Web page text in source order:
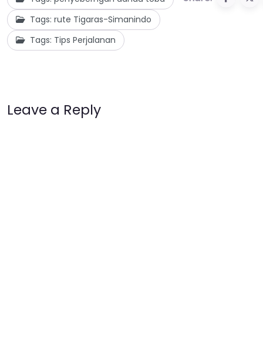
Tags: rute Tigaras-Simanindo
Tags: Tips Perjalanan
Leave a Reply